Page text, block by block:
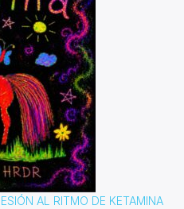
AL RITMO DE KETAMINA